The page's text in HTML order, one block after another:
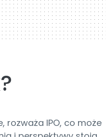
rozważa IPO, co może